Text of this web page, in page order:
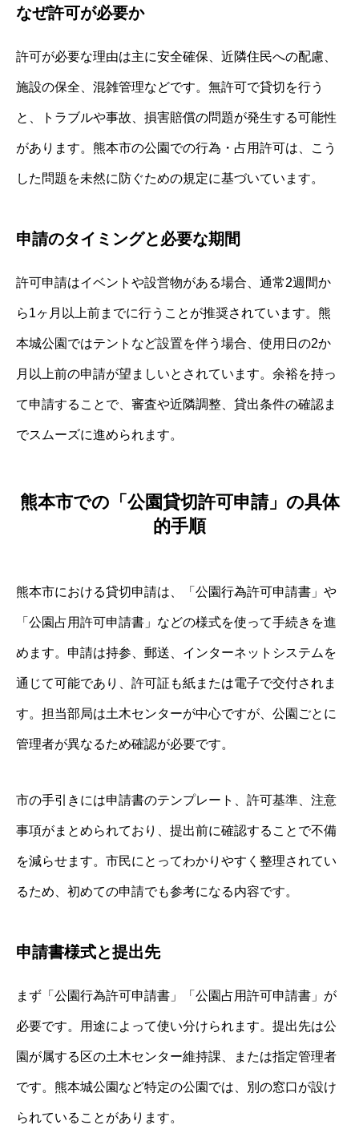
なぜ許可が必要か
許可が必要な理由は主に安全確保、近隣住民への配慮、
施設の保全、混雑管理などです。無許可で貸切を行う
と、トラブルや事故、損害賠償の問題が発生する可能性
があります。熊本市の公園での行為・占用許可は、こう
した問題を未然に防ぐための規定に基づいています。
申請のタイミングと必要な期間
許可申請はイベントや設営物がある場合、通常2週間か
ら1ヶ月以上前までに行うことが推奨されています。熊
本城公園ではテントなど設置を伴う場合、使用日の2か
月以上前の申請が望ましいとされています。余裕を持っ
て申請することで、審査や近隣調整、貸出条件の確認ま
でスムーズに進められます。
熊本市での「公園貸切許可申請」の具体
的手順
熊本市における貸切申請は、「公園行為許可申請書」や
「公園占用許可申請書」などの様式を使って手続きを進
めます。申請は持参、郵送、インターネットシステムを
通じて可能であり、許可証も紙または電子で交付されま
す。担当部局は土木センターが中心ですが、公園ごとに
管理者が異なるため確認が必要です。
市の手引きには申請書のテンプレート、許可基準、注意
事項がまとめられており、提出前に確認することで不備
を減らせます。市民にとってわかりやすく整理されてい
るため、初めての申請でも参考になる内容です。
申請書様式と提出先
まず「公園行為許可申請書」「公園占用許可申請書」が
必要です。用途によって使い分けられます。提出先は公
園が属する区の土木センター維持課、または指定管理者
です。熊本城公園など特定の公園では、別の窓口が設け
られていることがあります。